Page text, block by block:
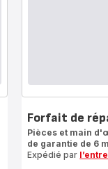
Forfait de
Pièces et main
de garantie de 6
Expédié par